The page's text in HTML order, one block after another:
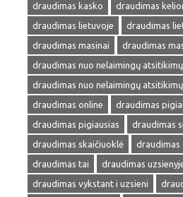
draudimas kasko
draudimas
draudimas lietuvoje
draudimas
draudimas masinai
draudimas
draudimas nuo nelaimingų atsitikimų
draudimas nuo nelaimingų
draudimas online
draudimas
draudimas pigiausias
draudimas
draudimas skaičiuoklė
draudimas
draudimas tai
draudimas
draudimas vykstant i uzsieni